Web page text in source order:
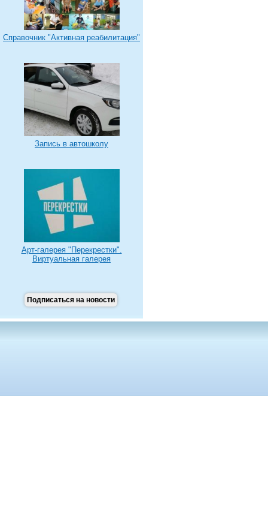
Справочник "Активная реабилитация"
Запись в автошколу
Арт-галерея "Перекрестки".
Виртуальная галерея
Подписаться на новости